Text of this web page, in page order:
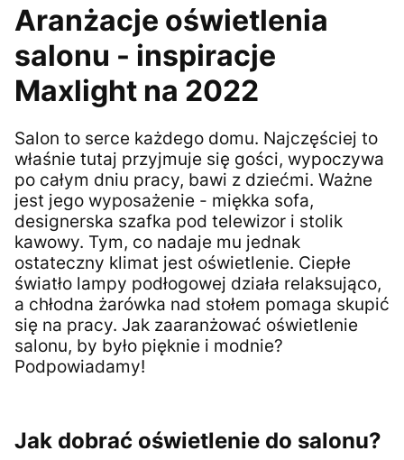
Aranżacje oświetlenia
salonu - inspiracje
Maxlight na 2022
Salon to serce każdego domu. Najczęściej to
właśnie tutaj przyjmuje się gości, wypoczywa
po całym dniu pracy, bawi z dziećmi. Ważne
jest jego wyposażenie - miękka sofa,
designerska szafka pod telewizor i stolik
kawowy. Tym, co nadaje mu jednak
ostateczny klimat jest oświetlenie. Ciepłe
światło lampy podłogowej działa relaksująco,
a chłodna żarówka nad stołem pomaga skupić
się na pracy. Jak zaaranżować oświetlenie
salonu, by było pięknie i modnie?
Podpowiadamy!
Jak dobrać oświetlenie do salonu?